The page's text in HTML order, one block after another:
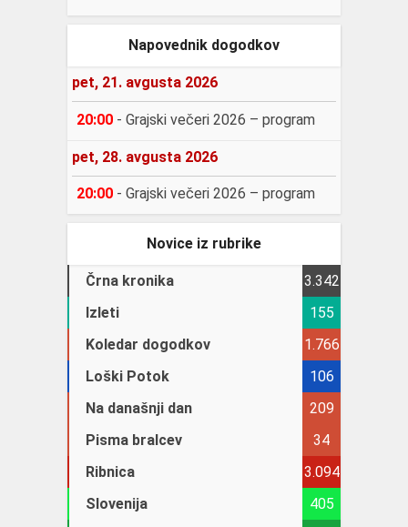
Napovednik dogodkov
pet, 21. avgusta 2026
20:00 - Grajski večeri 2026 – program
pet, 28. avgusta 2026
20:00 - Grajski večeri 2026 – program
Novice iz rubrike
Črna kronika
3.342
Izleti
155
Koledar dogodkov
1.766
Loški Potok
106
Na današnji dan
209
Pisma bralcev
34
Ribnica
3.094
Slovenija
405